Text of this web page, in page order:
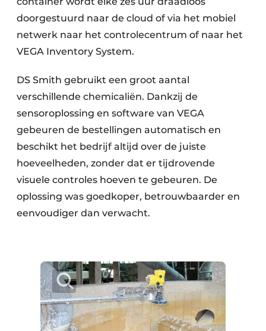
doorgestuurd naar de cloud of via het mobiel
netwerk naar het controlecentrum of naar het
VEGA Inventory System.
DS Smith gebruikt een groot aantal
verschillende chemicaliën. Dankzij de
sensoroplossing en software van VEGA
gebeuren de bestellingen automatisch en
beschikt het bedrijf altijd over de juiste
hoeveelheden, zonder dat er tijdrovende
visuele controles hoeven te gebeuren. De
oplossing was goedkoper, betrouwbaarder en
eenvoudiger dan verwacht.